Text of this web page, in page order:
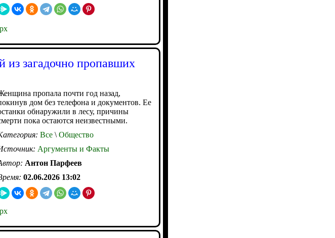
загадочно пропавших
пропала почти год назад,
дом без телефона и документов. Ее
обнаружили в лесу, причины
пока остаются неизвестными.
Все \ Общество
Аргументы и Факты
Антон Парфеев
02.06.2026 13:02